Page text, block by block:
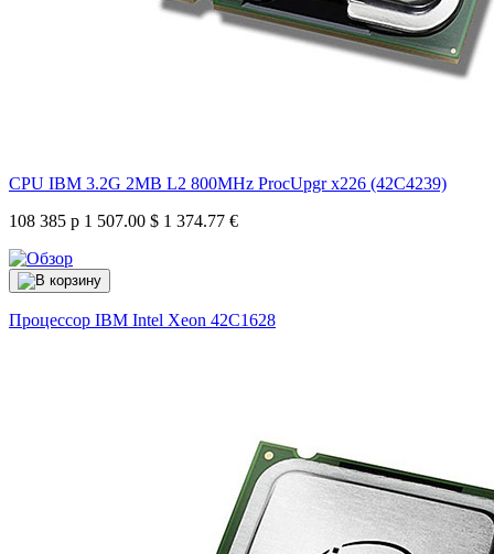
CPU IBM 3.2G 2MB L2 800MHz ProcUpgr x226 (42C4239)
108 385 р 1 507.00 $ 1 374.77 €
Процессор IBM Intel Xeon 42C1628